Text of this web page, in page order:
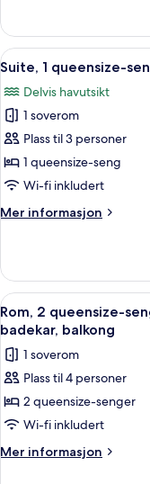
badekar
1
kingsize-
seng,
badekar
Åpne
alle
bildene
av
Suite,
1
queensize-
rullestolvennlig
6
Suite, 1 queensize-
Delvis havutsikt
1 soverom
Plass til 3 personer
1 queensize-seng
Wi-fi inkludert
Mer informasjon
Mer
1
queensize-
seng,
rullestolvennlig
balkong
Åpne
alle
bildene
av
Rom,
2
queensize-
senger,
7
Rom, 2 queensize-
badekar, balkong
1 soverom
Plass til 4 personer
2 queensize-senger
Wi-fi inkludert
Mer informasjon
Mer